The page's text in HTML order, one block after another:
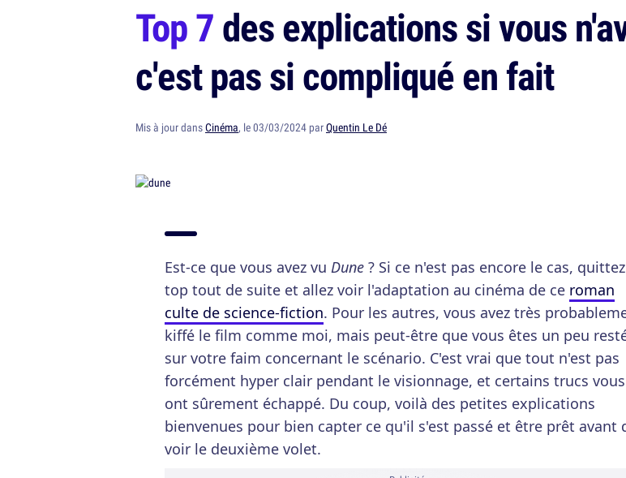
Top 7des explications si vous
c'est pas si compliqué en fait
Mis à jour dansCinéma, le 03/03/2024 parQuentin Le Dé
Est-ce que vous avez vu Dune ? Si ce n'est pas encore le cas,
top tout de suite et allez voir l'adaptation au cinéma de ce roman
culte de science-fiction. Pour les autres, vous avez très
kiffé le film comme moi, mais peut-être que vous êtes un peu
sur votre faim concernant le scénario. C'est vrai que tout n'est pas
forcément hyper clair pendant le visionnage, et certains trucs vous
ont sûrement échappé. Du coup, voilà des petites explications
bienvenues pour bien capter ce qu'il s'est passé et être prêt avant
voir le deuxième volet.